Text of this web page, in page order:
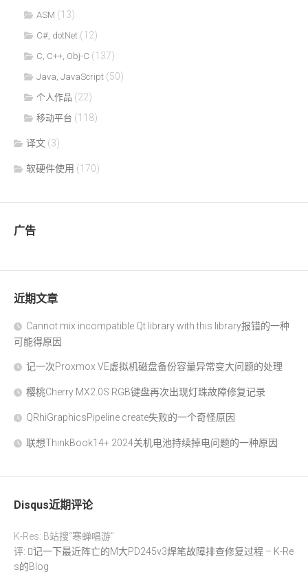
ASM (13)
C#, dotNet (12)
C, C++, Obj-C (137)
Java, JavaScript (50)
个人作品 (22)
移动平台 (118)
译文 (3)
软硬件使用 (170)
广告
近期文章
Cannot mix incompatible Qt library with this library报错的一种
可能得原因
记一次Proxmox VE虚拟机磁盘备份容量异常变大问题的处理
樱桃Cherry MX2.0S RGB键盘再次出现灯珠故障修复记录
QRhiGraphicsPipeline create失败的一个奇怪原因
联想ThinkBook14+ 2024关机电池持续掉电问题的一种原因
Disqus近期评论
K-Res: B站搜“寒蝉唱游”
评:
记一下最近阵亡的M大PD245v3焊笔故障排查修复过程 – K-Re
s的Blog